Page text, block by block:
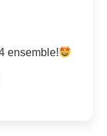
ensemble!